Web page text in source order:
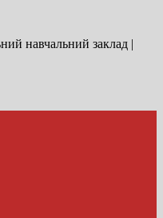
навчальний заклад |